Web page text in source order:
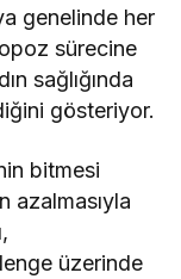
genelinde her
sürecine
sağlığında
gösteriyor.
bitmesi
azalmasıyla
üzerinde